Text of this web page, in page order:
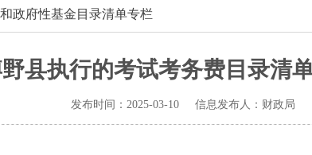
政府性基金目录清单专栏
县执行的考试考务费目录清单
发布时间：2025-03-10 信息发布人：财政局